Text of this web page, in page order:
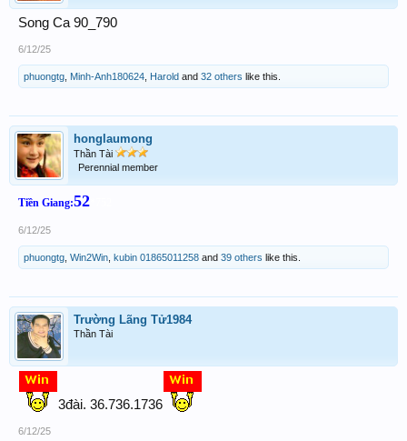
Song Ca 90_790
6/12/25
phuongtg Minh-Anh180624 Harold and 32 others like this.
honglaumong
Thần Tài
Perennial member
Tiền Giang:52
6/12/25
phuongtg Win2Win kubin 01865011258 and 39 others like this.
Trường Lãng Tử1984
Thần Tài
3đài. 36.736.1736
6/12/25